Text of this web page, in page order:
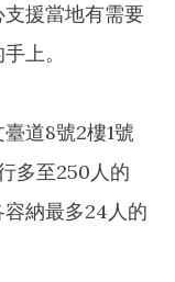
援當地有需要
上。
道8號2樓1號
多至250人的
納最多24人的